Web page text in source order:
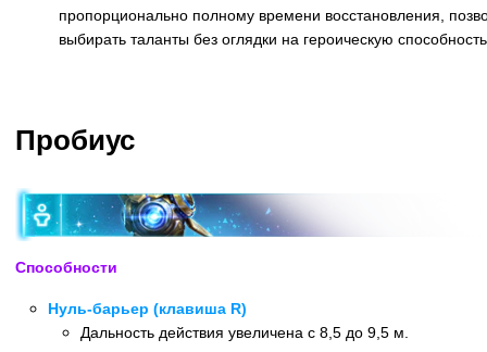
пропорционально полному времени восстановления,
выбирать таланты без оглядки на героическую
Пробиус
Способности
Нуль-барьер (клавиша R)
Дальность действия увеличена с 8,5 до 9,5 м.